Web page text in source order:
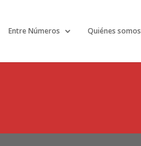
Entre Números Quiénes somos